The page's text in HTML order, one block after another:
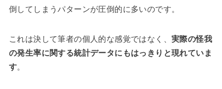
倒してしまうパターンが圧倒的に多いのです。
これは決して筆者の個人的な感覚ではなく、 実際の怪我
の発生率に関する統計データにもはっきりと現れていま
す。